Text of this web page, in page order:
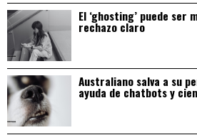
El ‘ghosting’ puede ser
rechazo claro
Australiano salva a su
ayuda de chatbots y